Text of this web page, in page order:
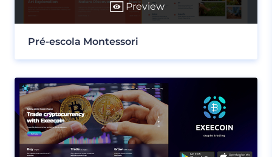
Preview
Pré-escola Montessori